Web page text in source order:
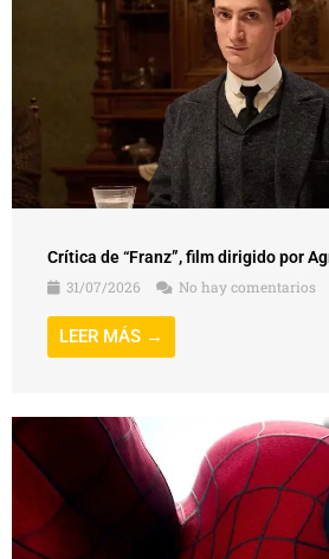
Crítica de “Franz”, film dirigido por
31/07/2026
No hay comentarios
LEER MÁS →